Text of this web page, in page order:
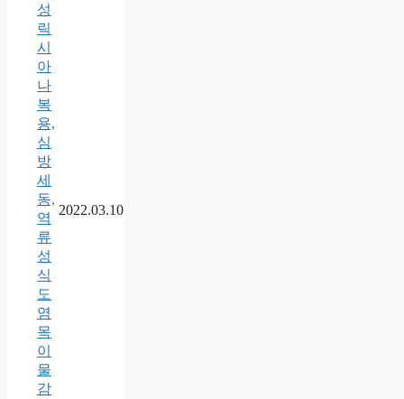
성
릭
시
아
나
복
용,
심
방
세
동,
역
류
성
식
도
염
목
이
물
감
2022.03.10